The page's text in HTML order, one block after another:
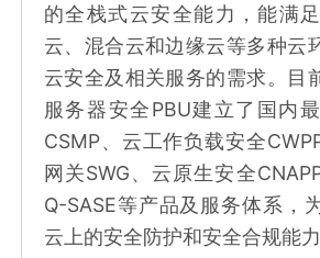
的全栈式云安全能力，能满
云、混合云和边缘云等多种云
云安全及相关服务的需求。目
服务器安全PBU建立了国内
CSMP、云工作负载安全
网关SWG、云原生安全
Q-SASE等产品及服务体系，
云上的安全防护和安全合规能力